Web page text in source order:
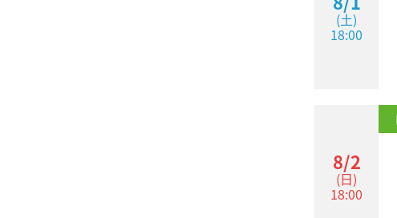
(土)
18:00
8/2
(日)
18:00